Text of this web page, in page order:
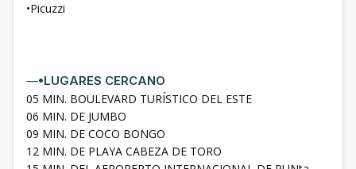
•Picuzzi
—•LUGARES CERCANO
05 MIN. BOULEVARD TURÍSTICO DEL ESTE
06 MIN. DE JUMBO
09 MIN. DE COCO BONGO
12 MIN. DE PLAYA CABEZA DE TORO